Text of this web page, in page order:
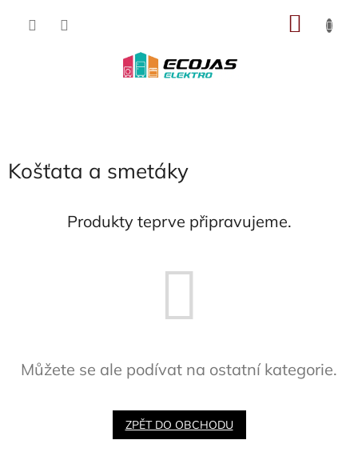
Košťata a smetáky
Produkty teprve připravujeme.
Můžete se ale podívat na ostatní kategorie.
ZPĚT DO OBCHODU